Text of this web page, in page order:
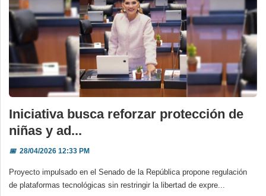
Iniciativa busca reforzar protección de
niñas y ad...
📅28/04/2026 12:33 PM
Proyecto impulsado en el Senado de la República propone regulación
de plataformas tecnológicas sin restringir la libertad de expre...